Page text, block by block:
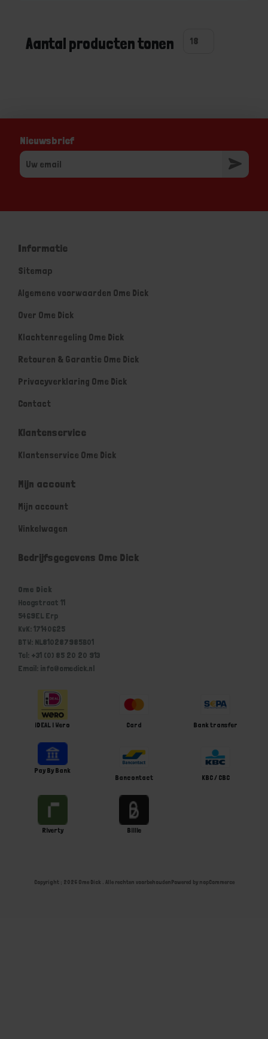
Aantal producten tonen
Nieuwsbrief
Informatie
Sitemap
Algemene voorwaarden Ome Dick
Over Ome Dick
Klachtenregeling Ome Dick
Retouren & Garantie Ome Dick
Privacyverklaring Ome Dick
Contact
Klantenservice
Klantenservice Ome Dick
Mijn account
Mijn account
Winkelwagen
Bedrijfsgegevens Ome Dick
Ome Dick
Hoogstraat 11
5469EL Erp
KvK: 17140625
BTW: NL810287985B01
Tel: +31 (0) 85 20 20 913
Email: info@omedick.nl
iDEAL | Wero Card Bank transfer
Pay By Bank
Bancontact
KBC / CBC
Riverty Billie
Copyright ; 2026 Ome Dick . Alle rechten voorbehoudenPowered by nopCommerce